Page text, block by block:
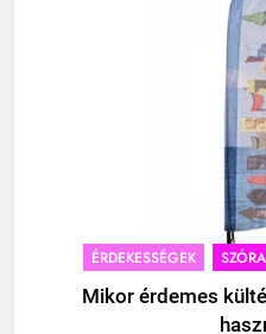
ÉRDEKESSÉGEK
Mikor érdemes